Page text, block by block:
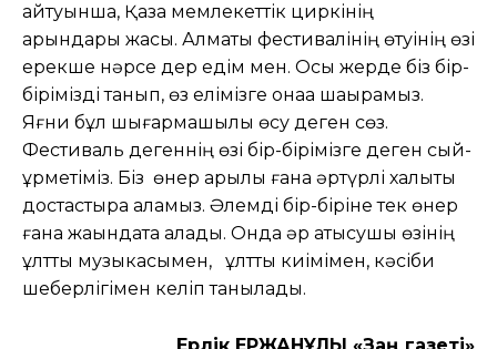
айтуынша, Қазақ мемлекеттік циркінің
қарқындары жақсы. Алматы фестивалінің өтуінің өзі
ерекше нәрсе дер едім мен. Осы жерде біз бір-
бірімізді танып, өз елімізге қонаққа шақырамыз.
Яғни бұл шығармашылық өсу деген сөз.
Фестиваль дегеннің өзі бір-бірімізге деген сый-
құрметіміз. Біз өнер арқылы ғана әртүрлі халықты
достастыра аламыз. Әлемді бір-біріне тек өнер
ғана жақындата алады. Онда әр қатысушы өзінің
ұлттық музыкасымен, ұлттық киімімен, кәсіби
шеберлігімен келіп танылады.